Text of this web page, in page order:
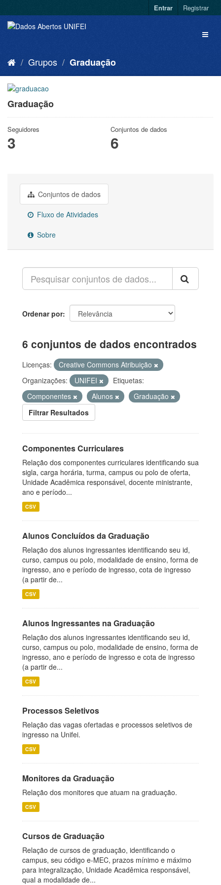
Entrar Registrar
Grupos Graduação
Graduação
Seguidores
3
Conjuntos de dados
6
Conjuntos de dados
Fluxo de Atividades
Sobre
Ordenar por
6 conjuntos de dados encontrados
Licenças:
Creative Commons Atribuição
Organizações:
UNIFEI
Etiquetas:
Componentes
Alunos
Graduação
Filtrar Resultados
Componentes Curriculares
Relação dos componentes curriculares identificando sua
sigla, carga horária, turma, campus ou polo de oferta,
Unidade Acadêmica responsável, docente ministrante,
ano e período...
CSV
Alunos Concluídos da Graduação
Relação dos alunos ingressantes identificando seu id,
curso, campus ou polo, modalidade de ensino, forma de
ingresso, ano e período de ingresso, cota de ingresso
(a partir de...
CSV
Alunos Ingressantes na Graduação
Relação dos alunos ingressantes identificando seu id,
curso, campus ou polo, modalidade de ensino, forma de
ingresso, ano e período de ingresso e cota de ingresso
(a partir de...
CSV
Processos Seletivos
Relação das vagas ofertadas e processos seletivos de
ingresso na Unifei.
CSV
Monitores da Graduação
Relação dos monitores que atuam na graduação.
CSV
Cursos de Graduação
Relação de cursos de graduação, identificando o
campus, seu código e-MEC, prazos mínimo e máximo
para integralização, Unidade Acadêmica responsável,
qual a modalidade de...